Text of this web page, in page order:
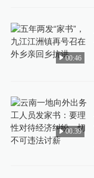
00:46
00:39